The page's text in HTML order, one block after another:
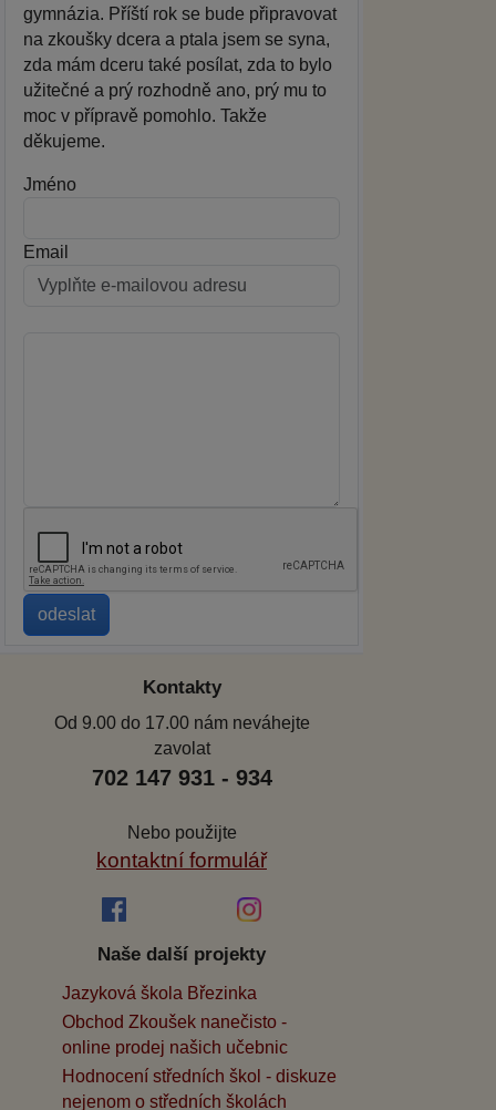
gymnázia. Příští rok se bude připravovat
na zkoušky dcera a ptala jsem se syna,
zda mám dceru také posílat, zda to bylo
užitečné a prý rozhodně ano, prý mu to
moc v přípravě pomohlo. Takže
děkujeme.
Jméno
Email
Kontakty
Od 9.00 do 17.00 nám neváhejte
zavolat
702 147 931 - 934
Nebo použijte
kontaktní formulář
Naše další projekty
Jazyková škola Březinka
Obchod Zkoušek nanečisto -
online prodej našich učebnic
Hodnocení středních škol - diskuze
nejenom o středních školách